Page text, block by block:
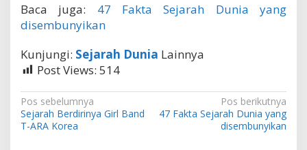
Baca juga: 47 Fakta Sejarah Dunia yang
disembunyikan
Kunjungi: Sejarah Dunia Lainnya
Post Views: 514
N
a
Pos sebelumnya
Sejarah Berdirinya Girl Band
T-ARA Korea
Pos berikutnya
47 Fakta Sejarah Dunia yang
disembunyikan